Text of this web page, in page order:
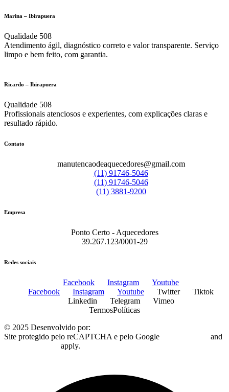
Marina – Ibirapuera
Qualidade 508
Atendimento ágil, diagnóstico correto e valor transparente. Serviço
limpo e bem feito, com garantia.
Ricardo – Ibirapuera
Qualidade 508
Profissionais atenciosos e experientes, com explicações claras e
resultado rápido.
Contato
manutencaodeaquecedores@gmail.com
(11) 91746-5046
(11) 91746-5046
(11) 3881-9200
Empresa
Ponto Certo - Aquecedores
39.267.123/0001-29
Redes sociais
Facebook Instagram
Youtube
Facebook
Instagram Youtube Twitter
Tiktok
Linkedin
Telegram
Vimeo
TermosPolíticas
© 2025 Desenvolvido por:
Site protegido pelo reCAPTCHA e pelo Google
and
apply.